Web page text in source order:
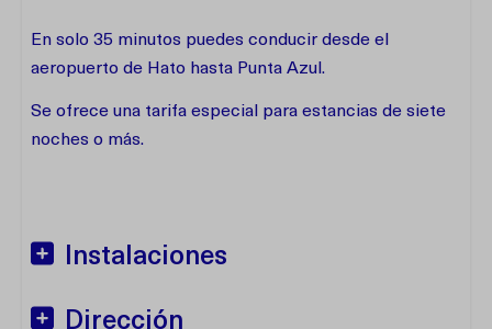
En solo 35 minutos puedes conducir desde el
aeropuerto de Hato hasta Punta Azul.
Se ofrece una tarifa especial para estancias de siete
noches o más.
Instalaciones
Dirección